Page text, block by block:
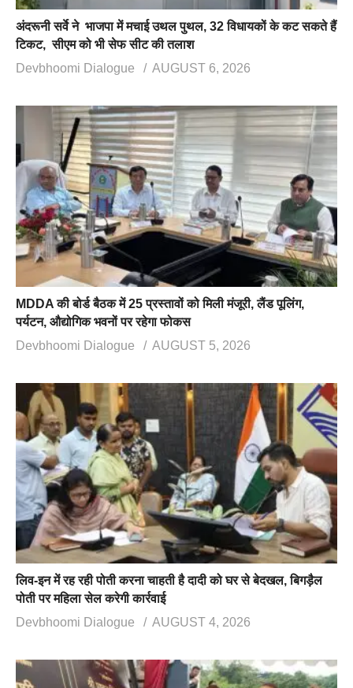
अंदरूनी सर्वे ने भाजपा में मचाई उथल पुथल, 32 विधायकों के कट सकते हैं
टिकट, सीएम को भी सेफ सीट की तलाश
Devbhoomi Dialogue
AUGUST 6, 2026
MDDA की बोर्ड बैठक में 25 प्रस्तावों को मिली मंजूरी, लैंड पूलिंग,
पर्यटन, औद्योगिक भवनों पर रहेगा फोकस
Devbhoomi Dialogue
AUGUST 5, 2026
लिव-इन में रह रही पोती करना चाहती है दादी को घर से बेदखल, बिगड़ैल
पोती पर महिला सेल करेगी कार्रवाई
Devbhoomi Dialogue
AUGUST 4, 2026